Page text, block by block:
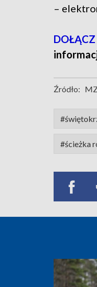
–
Źródło:
#ścieżka